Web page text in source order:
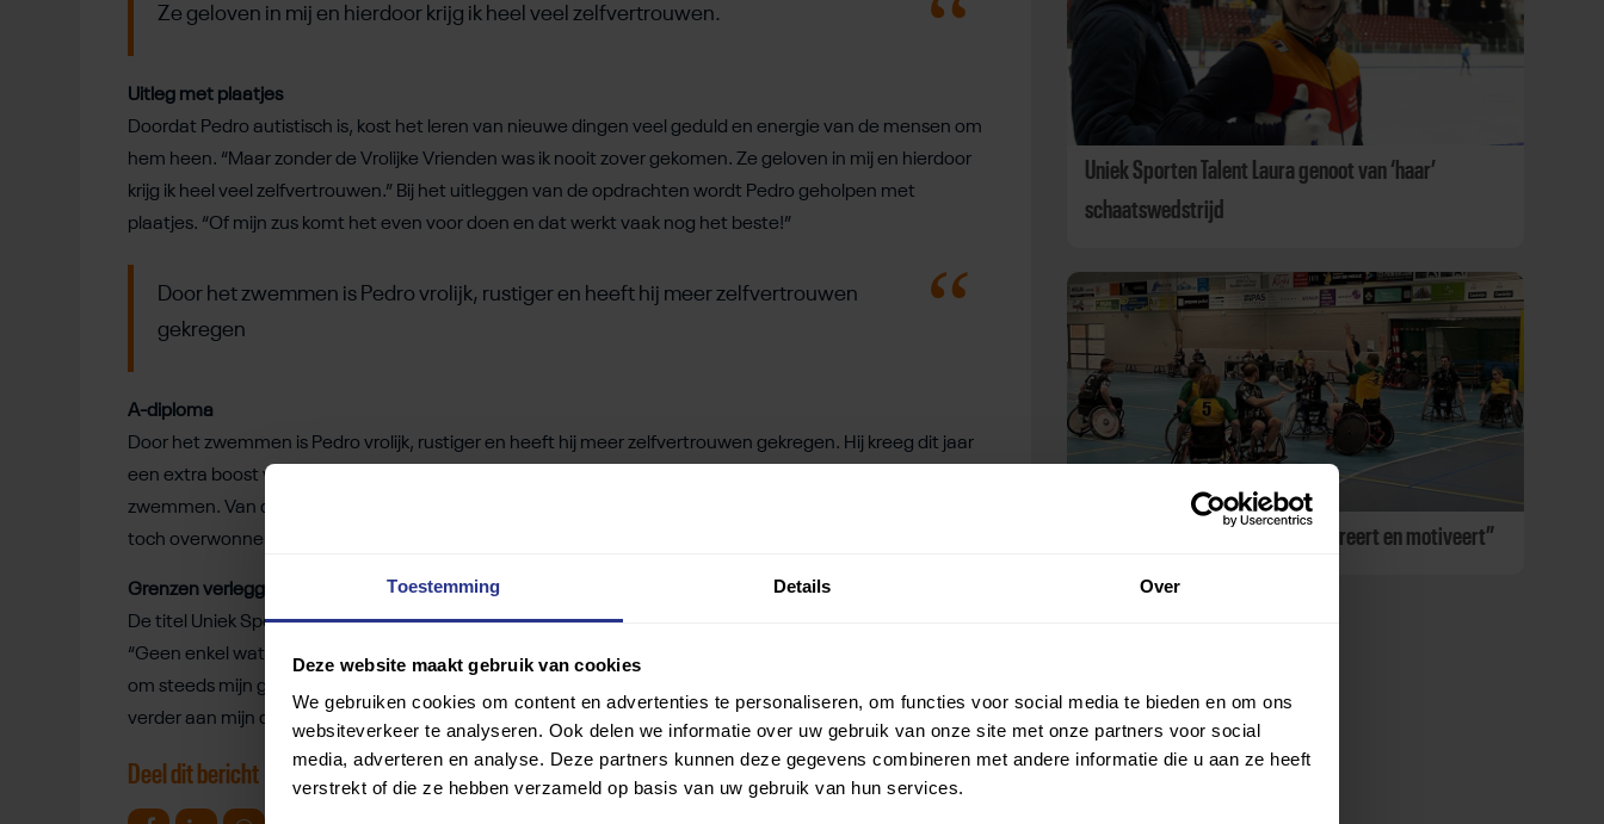
Toestemming Details Over
Deze website maakt gebruik van cookies
We gebruiken cookies om content en advertenties te personaliseren, om functies voor social media te bieden en om ons
websiteverkeer te analyseren. Ook delen we informatie over uw gebruik van onze site met onze partners voor social
media, adverteren en analyse. Deze partners kunnen deze gegevens combineren met andere informatie die u aan ze heeft
verstrekt of die ze hebben verzameld op basis van uw gebruik van hun services.
Ze geloven in mij en hierdoor krijg ik heel veel zelfvertrouwen.
Uitleg met plaatjes
Doordat Pedro autistisch is, kost het leren van nieuwe dingen veel geduld en energie van de mensen om
hem heen. “Maar zonder de Vrolijke Vrienden was ik nooit zover gekomen. Ze geloven in mij en hierdoor
krijg ik heel veel zelfvertrouwen.” Bij het uitleggen van de opdrachten wordt Pedro geholpen met
plaatjes. “Of mijn zus komt het even voor doen en dat werkt vaak nog het beste!”
Door het zwemmen is Pedro vrolijk, rustiger en heeft hij meer zelfvertrouwen
gekregen
A-diploma
Door het zwemmen is Pedro vrolijk, rustiger en heeft hij meer zelfvertrouwen gekregen. Hij kreeg dit jaar
een extra boost van het certificaat wat hij behaalde. “Ik mag nu zonder hulpmiddelen in het diepe
zwemmen. Van deze mijlpaal konden mijn ouders alleen maar dromen, maar door mijn kracht heb ik het
toch overwonnen!” Zijn volgende doel is het A-diploma. “Daar ben ik al hard voor aan het oefenen.”
Grenzen verleggen
De titel Uniek Sporttalent van het Jaar zou voor Pedro de kers op de taart zijn voor het harde werken.
“Geen enkel water is mij te diep! Ik heb een ontzettend doorzettingsvermogen en blijf geloven in mezelf
om steeds mijn grenzen te verleggen. Mocht ik uniek sporttalent worden, dan kan ik vol overtuiging
verder aan mijn doel: mijn A-diploma!”
Deel dit bericht
Uniek Sporten Talent Laura genoot van ‘haar’
schaatswedstrijd
BFC Beek: “Samen sporten inspireert en motiveert”